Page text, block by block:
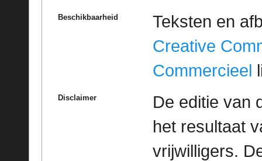
Beschikbaarheid
Teksten en
Creative
Commercieel
Disclaimer
De editie van
het resultaat
vrijwilligers.